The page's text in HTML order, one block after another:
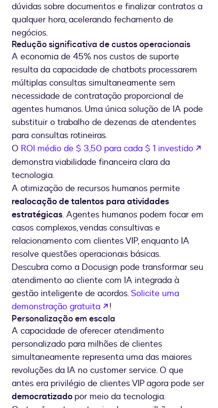
dúvidas sobre documentos e finalizar contratos a
qualquer hora, acelerando fechamento de
negócios.
Redução significativa de custos operacionais
A economia de 45% nos custos de suporte
resulta da capacidade de chatbots processarem
múltiplas consultas simultaneamente sem
necessidade de contratação proporcional de
agentes humanos. Uma única solução de IA pode
substituir o trabalho de dezenas de atendentes
para consultas rotineiras.
O ROI médio de $ 3,50 para cada $ 1 investido
demonstra viabilidade financeira clara da
tecnologia.
A otimização de recursos humanos permite
realocação de talentos para atividades
estratégicas. Agentes humanos podem focar em
casos complexos, vendas consultivas e
relacionamento com clientes VIP, enquanto IA
resolve questões operacionais básicas.
Descubra como a Docusign pode transformar seu
atendimento ao cliente com IA integrada à
gestão inteligente de acordos.Solicite uma
demonstração gratuita
se abre en una nueva
!
Personalização em escala
A capacidade de oferecer atendimento
personalizado para milhões de clientes
simultaneamente representa uma das maiores
revoluções da IA no customer service. O que
antes era privilégio de clientes VIP agora pode ser
democratizado por meio da tecnologia.